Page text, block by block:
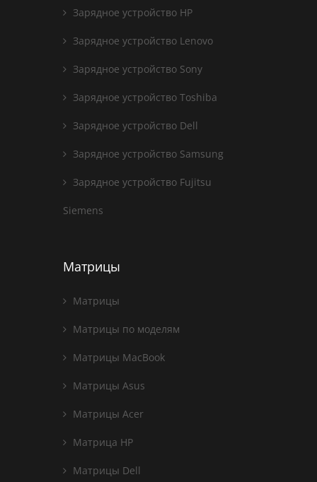
Зарядное устройство HP
Зарядное устройство Lenovo
Зарядное устройство Sony
Зарядное устройство Toshiba
Зарядное устройство Dell
Зарядное устройство Samsung
Зарядное устройство Fujitsu
Siemens
Матрицы
Матрицы
Матрицы по моделям
Матрицы MacBook
Матрицы Asus
Матрицы Acer
Матрица HP
Матрицы Dell